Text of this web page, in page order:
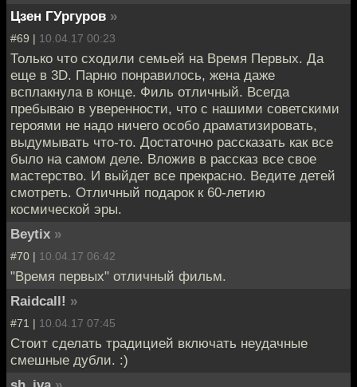
Цзен ГУргуров »
#69 | 10.04.17 00:23
Только что сходили семьей на Время Первых. Да
еще в 3D. Парню понравилось, жена даже
всплакнула в конце. Филь отличный. Всегда
пребываю в уверенности, что с нашими советскими
героями не надо ничего особо драматизировать,
выдумывать что-то. Достаточно рассказать как все
было на самом деле. Вложив в рассказ все свое
мастерство. И выйдет все прекрасно. Ведите детей
смотреть. Отличный подарок к 60-летию
космической эры.
Beytix »
#70 | 10.04.17 06:42
"Время первых" отличный фильм.
Raidcall! »
#71 | 10.04.17 07:45
Стоит сделать традицией включать неудачные
смешные дубли. :)